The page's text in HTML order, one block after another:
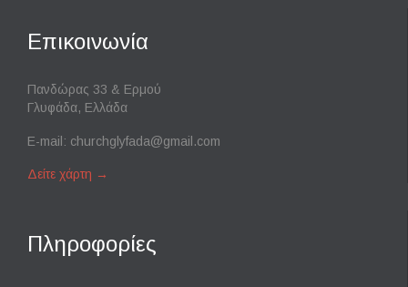
Επικοινωνία
Πανδώρας 33 & Ερμού
Γλυφάδα, Ελλάδα
E-mail: churchglyfada@gmail.com
Δείτε χάρτη →
Πληροφορίες